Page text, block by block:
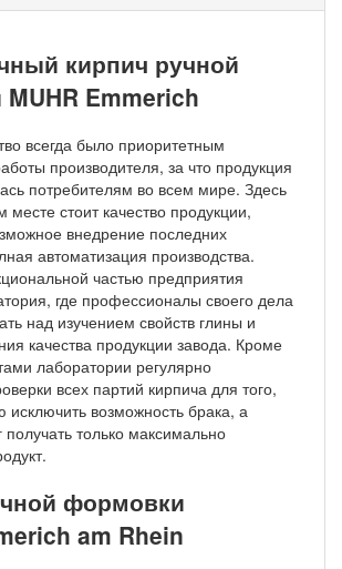
кирпич ручной
Emmerich
всегда было приоритетным
производителя, за что продукция
потребителям во всем мире. Здесь
месте стоит качество продукции,
внедрение последних
автоматизация производства.
частью предприятия
где профессионалы своего дела
над изучением свойств глины и
качества продукции завода. Кроме
лаборатории регулярно
всех партий кирпича для того,
исключить возможность брака, а
получать только максимально
формовки
am Rhein